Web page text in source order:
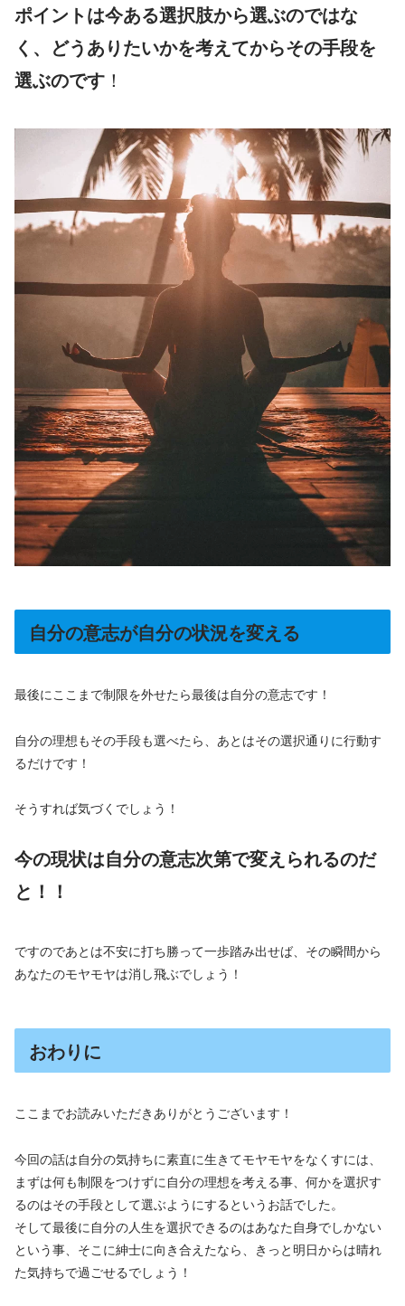
ポイントは今ある選択肢から選ぶのではな
く、どうありたいかを考えてからその手段を
選ぶのです ！
自分の意志が自分の状況を変える
最後にここまで制限を外せたら最後は自分の意志です！
自分の理想もその手段も選べたら、あとはその選択通りに行動す
るだけです！
そうすれば気づくでしょう！
今の現状は自分の意志次第で変えられるのだ
と！！
ですのであとは不安に打ち勝って一歩踏み出せば、その瞬間から
あなたのモヤモヤは消し飛ぶでしょう！
おわりに
ここまでお読みいただきありがとうございます！
今回の話は自分の気持ちに素直に生きてモヤモヤをなくすには、
まずは何も制限をつけずに自分の理想を考える事、何かを選択す
るのはその手段として選ぶようにするというお話でした。
そして最後に自分の人生を選択できるのはあなた自身でしかない
という事、そこに紳士に向き合えたなら、きっと明日からは晴れ
た気持ちで過ごせるでしょう！